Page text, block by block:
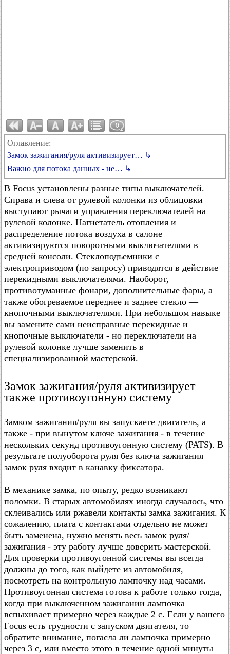
0
Оглавление:
Замок зажигания/руля активизирует… ↳
Важно для потока данных - не… ↳
В Focus установлены разные типы выключателей.
Справа и слева от рулевой колонки из облицовки
выступают рычаги управления переключателей на
рулевой колонке. Нагнетатель отопления и
распределение потока воздуха в салоне
активизируются поворотными выключателями в
средней консоли. Стеклоподъемники с
электроприводом (по запросу) приводятся в действие
перекидными выключателями. Наоборот,
противотуманные фонари, дополнительные фары, а
также обогреваемое переднее и заднее стекло —
кнопочными выключателями. При небольшом навыке
вы замените сами неисправные перекидные и
кнопочные выключатели - но переключатели на
рулевой колонке лучше заменить в
специализированной мастерской.
Замок зажигания/руля активизирует
также противоугонную систему
Замком зажигания/руля вы запускаете двигатель, а
также - при вынутом ключе зажигания - в течение
нескольких секунд противоугонную систему (PATS). В
результате полуоборота руля без ключа зажигания
замок руля входит в канавку фиксатора.
В механике замка, по опыту, редко возникают
поломки. В старых автомобилях иногда случалось, что
склеивались или ржавели контакты замка зажигания. К
сожалению, плата с контактами отдельно не может
быть заменена, нужно менять весь замок руля/
зажигания - эту работу лучше доверить мастерской.
Для проверки противоугонной системы вы всегда
должны до того, как выйдете из автомобиля,
посмотреть на контрольную лампочку над часами.
Противоугонная система готова к работе только тогда,
когда при выключенном зажигании лампочка
вспыхивает примерно через каждые 2 с. Если у вашего
Focus есть трудности с запуском двигателя, то
обратите внимание, погасла ли лампочка примерно
через 3 с, или вместо этого в течение одной минуты